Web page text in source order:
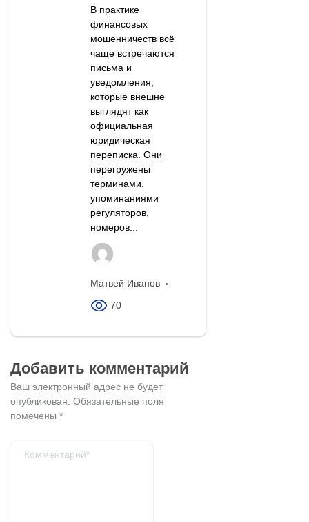
В практике
финансовых
мошенничеств всё
чаще встречаются
письма и
уведомления,
которые внешне
выглядят как
официальная
юридическая
переписка. Они
перегружены
терминами,
упоминаниями
регуляторов,
номеров...
Матвей Иванов
70
Добавить комментарий
Ваш электронный адрес не будет
опубликован. Обязательные поля
помечены *